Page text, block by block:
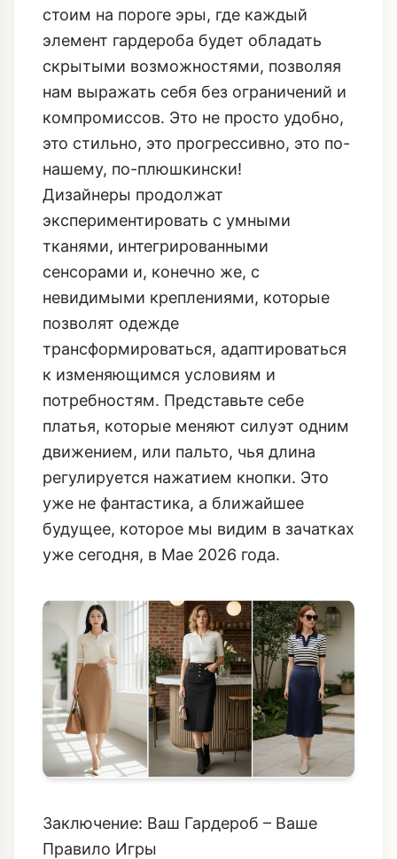
стоим на пороге эры, где каждый
элемент гардероба будет обладать
скрытыми возможностями, позволяя
нам выражать себя без ограничений и
компромиссов. Это не просто удобно,
это стильно, это прогрессивно, это по-
нашему, по-плюшкински!
Дизайнеры продолжат
экспериментировать с умными
тканями, интегрированными
сенсорами и, конечно же, с
невидимыми креплениями, которые
позволят одежде
трансформироваться, адаптироваться
к изменяющимся условиям и
потребностям. Представьте себе
платья, которые меняют силуэт одним
движением, или пальто, чья длина
регулируется нажатием кнопки. Это
уже не фантастика, а ближайшее
будущее, которое мы видим в зачатках
уже сегодня, в Мае 2026 года.
Заключение: Ваш Гардероб – Ваше
Правило Игры